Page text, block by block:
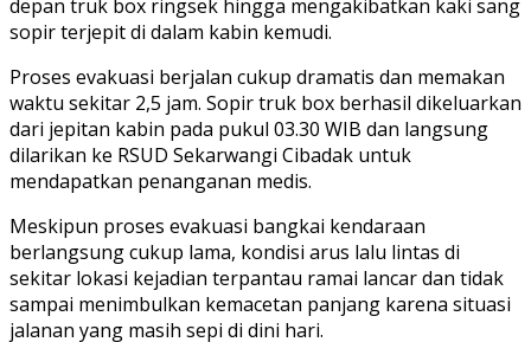
depan truk box ringsek hingga mengakibatkan kaki sang
sopir terjepit di dalam kabin kemudi.
​Proses evakuasi berjalan cukup dramatis dan memakan
waktu sekitar 2,5 jam. Sopir truk box berhasil dikeluarkan
dari jepitan kabin pada pukul 03.30 WIB dan langsung
dilarikan ke RSUD Sekarwangi Cibadak untuk
mendapatkan penanganan medis.
​Meskipun proses evakuasi bangkai kendaraan
berlangsung cukup lama, kondisi arus lalu lintas di
sekitar lokasi kejadian terpantau ramai lancar dan tidak
sampai menimbulkan kemacetan panjang karena situasi
jalanan yang masih sepi di dini hari.